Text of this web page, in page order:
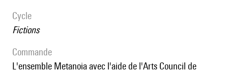
Cycle
Fictions
Commande
l'ensemble Metanoia avec l'aide de l'Arts Council de